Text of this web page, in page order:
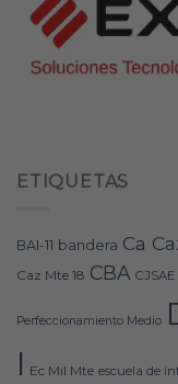
ETIQUETAS
BAI-11 bandera Ca
Caz Mte 18 CBA CJSAE
Perfeccionamiento Medio
I Ec Mil Mte escuela de